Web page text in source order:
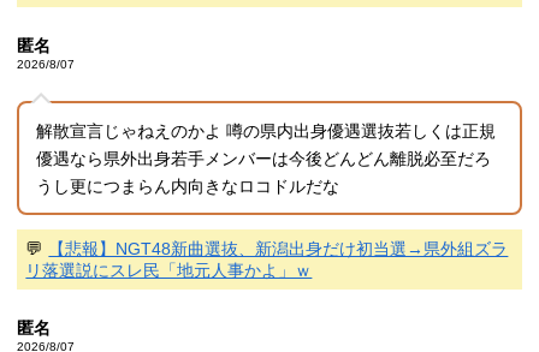
匿名
2026/8/07
解散宣言じゃねえのかよ 噂の県内出身優遇選抜若しくは正規
優遇なら県外出身若手メンバーは今後どんどん離脱必至だろ
うし更につまらん内向きなロコドルだな
💬
【悲報】NGT48新曲選抜、新潟出身だけ初当選→県外組ズラ
リ落選説にスレ民「地元人事かよ」ｗ
匿名
2026/8/07